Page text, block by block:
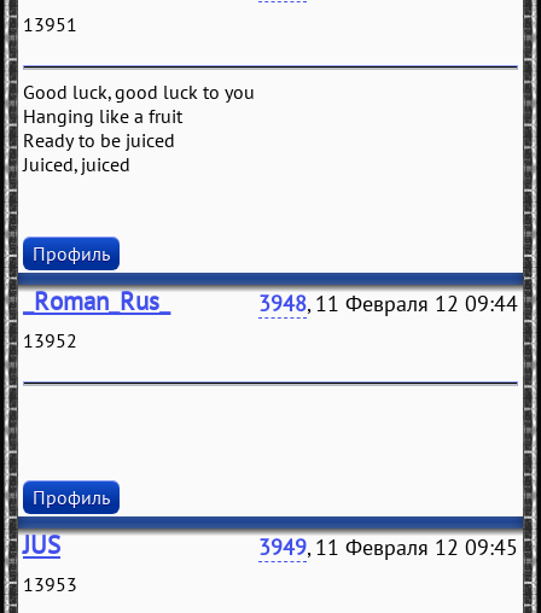
13951
Good luck, good luck to you
Hanging like a fruit
Ready to be juiced
Juiced, juiced
Профиль
_Roman_Rus_ 3948, 11 Февраля 12 09:44
13952
Профиль
JUS 3949, 11 Февраля 12 09:45
13953